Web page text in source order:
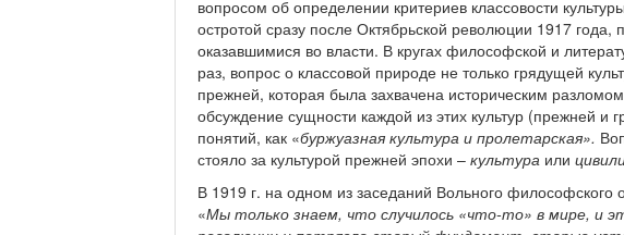
вопросом об определении критериев классовости
остротой сразу после Октябрьской революции 1917
оказавшимися во власти. В кругах философской и
раз, вопрос о классовой природе не только грядущей
прежней, которая была захвачена историческим
обсуждение сущности каждой из этих культур (прежней и
понятий, как «буржуазная культура и пролетарская».
стояло за культурой прежней эпохи – культура или
В 1919 г. на одном из заседаний Вольного философского
«Мы только знаем, что случилось «что-то» в мире, и